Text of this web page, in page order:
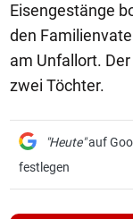
Eisengestänge
den
am Unfallort.
zwei Töchter.
"Heute"auf
festlegen